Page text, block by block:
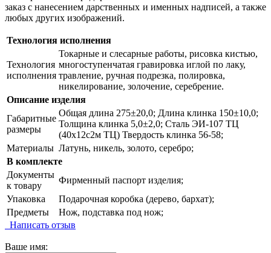
заказ с нанесением дарственных и именных надписей, а также
любых других изображений.
Технология исполнения
Технология
исполнения
Токарные и слесарные работы, рисовка кистью,
многоступенчатая гравировка иглой по лаку,
травление, ручная подрезка, полировка,
никелирование, золочение, серебрение.
Описание изделия
Габаритные
размеры
Общая длина 275±20,0; Длина клинка 150±10,0;
Толщина клинка 5,0±2,0; Сталь ЭИ-107 ТЦ
(40х12с2м ТЦ) Твердость клинка 56-58;
Материалы Латунь, никель, золото, серебро;
В комплекте
Документы
к товару
Фирменный паспорт изделия;
Упаковка
Подарочная коробка (дерево, бархат);
Предметы
Нож, подставка под нож;
Написать отзыв
Ваше имя: